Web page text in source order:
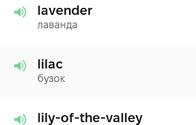
lavender
лаванда
lilac
бузок
lily-of-the-valley